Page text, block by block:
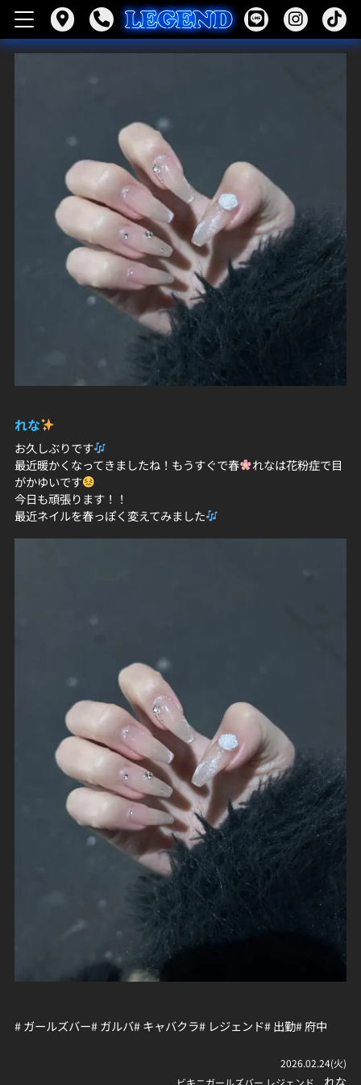
れな
お久しぶりです
最近暖かくなってきましたね！もうすぐで春
れなは花粉症で目
がかゆいです
今日も頑張ります！！
最近ネイルを春っぽく変えてみました
# ガールズバー# ガルバ# キャバクラ# レジェンド# 出勤# 府中
2026.02.24(火)
ビキニガールズバー レジェンド
れな